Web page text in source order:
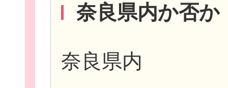
奈良県内か否か
奈良県内